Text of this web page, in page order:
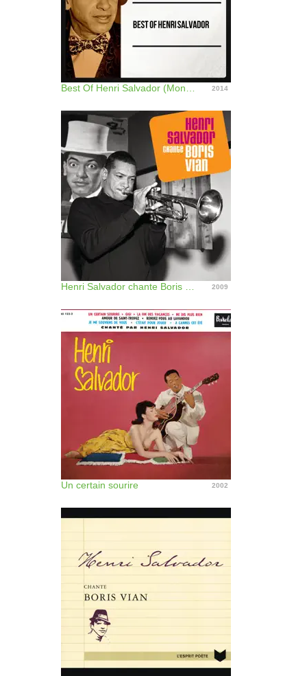
2014
2009
Un certain sourire 2002